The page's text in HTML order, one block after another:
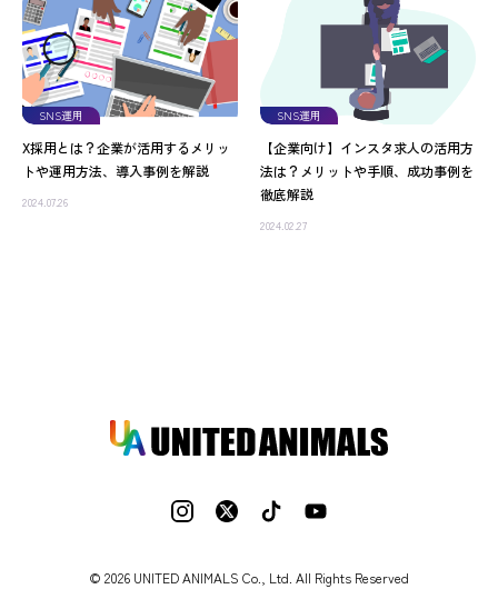
SNS運用
X採用とは？企業が活用するメリッ
トや運用方法、導入事例を解説
2024.07.26
SNS運用
【企業向け】インスタ求人の活用方
法は？メリットや手順、成功事例を
徹底解説
2024.02.27
© 2026 UNITED ANIMALS Co., Ltd. All Rights Reserved